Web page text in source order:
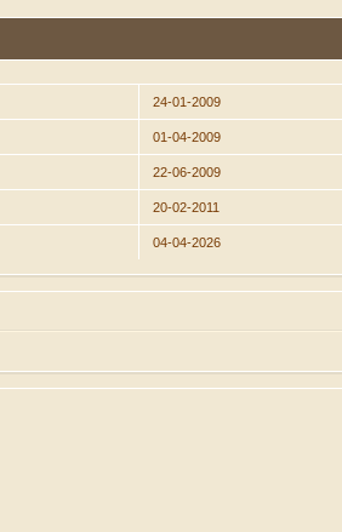
24-01-2009
01-04-2009
22-06-2009
20-02-2011
04-04-2026